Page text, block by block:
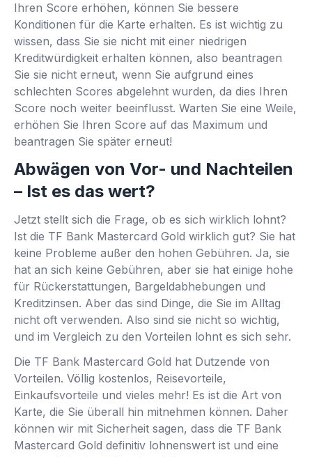
Ihren Score erhöhen, können Sie bessere
Konditionen für die Karte erhalten. Es ist wichtig zu
wissen, dass Sie sie nicht mit einer niedrigen
Kreditwürdigkeit erhalten können, also beantragen
Sie sie nicht erneut, wenn Sie aufgrund eines
schlechten Scores abgelehnt wurden, da dies Ihren
Score noch weiter beeinflusst. Warten Sie eine Weile,
erhöhen Sie Ihren Score auf das Maximum und
beantragen Sie später erneut!
Abwägen von Vor- und Nachteilen
– Ist es das wert?
Jetzt stellt sich die Frage, ob es sich wirklich lohnt?
Ist die TF Bank Mastercard Gold wirklich gut? Sie hat
keine Probleme außer den hohen Gebühren. Ja, sie
hat an sich keine Gebühren, aber sie hat einige hohe
für Rückerstattungen, Bargeldabhebungen und
Kreditzinsen. Aber das sind Dinge, die Sie im Alltag
nicht oft verwenden. Also sind sie nicht so wichtig,
und im Vergleich zu den Vorteilen lohnt es sich sehr.
Die TF Bank Mastercard Gold hat Dutzende von
Vorteilen. Völlig kostenlos, Reisevorteile,
Einkaufsvorteile und vieles mehr! Es ist die Art von
Karte, die Sie überall hin mitnehmen können. Daher
können wir mit Sicherheit sagen, dass die TF Bank
Mastercard Gold definitiv lohnenswert ist und eine